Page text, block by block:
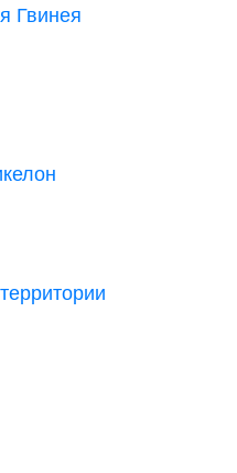
Гвинея